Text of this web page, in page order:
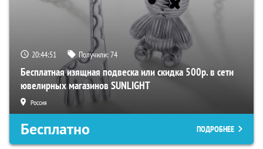
20:44:50 Получили:74
Бесплатная изящная подвеска или скидка 500р. в сети
ювелирных магазинов SUNLIGHT
Россия
Бесплатно ПОДРОБНЕЕ